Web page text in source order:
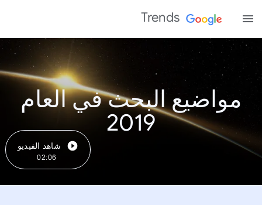
Trends
مواضيع البحث في العام
2019
شاهد الفيديو
02:06